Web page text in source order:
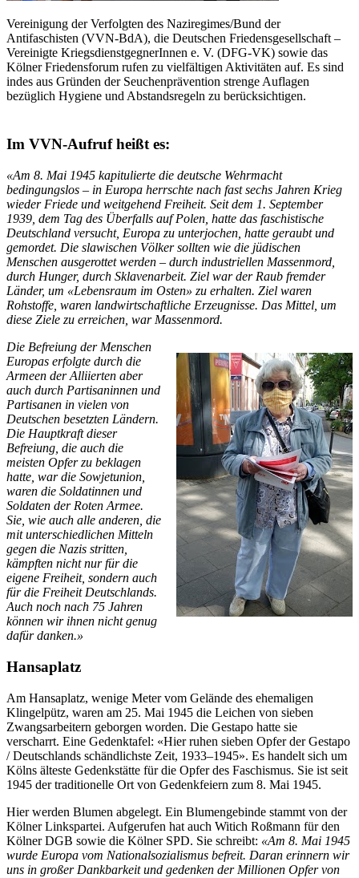
Vereinigung der Verfolgten des Naziregimes/Bund der
Antifaschisten (VVN-BdA), die Deutschen Friedensgesellschaft –
Vereinigte KriegsdienstgegnerInnen e. V. (DFG-VK) sowie das
Kölner Friedensforum rufen zu vielfältigen Aktivitäten auf. Es sind
indes aus Gründen der Seuchenprävention strenge Auflagen
bezüglich Hygiene und Abstandsregeln zu berücksichtigen.
Im VVN-Aufruf heißt es:
«Am 8. Mai 1945 kapitulierte die deutsche Wehrmacht
bedingungslos – in Europa herrschte nach fast sechs Jahren Krieg
wieder Friede und weitgehend Freiheit. Seit dem 1. September
1939, dem Tag des Überfalls auf Polen, hatte das faschistische
Deutschland versucht, Europa zu unterjochen, hatte geraubt und
gemordet. Die slawischen Völker sollten wie die jüdischen
Menschen ausgerottet werden – durch industriellen Massenmord,
durch Hunger, durch Sklavenarbeit. Ziel war der Raub fremder
Länder, um «Lebensraum im Osten» zu erhalten. Ziel waren
Rohstoffe, waren landwirtschaftliche Erzeugnisse. Das Mittel, um
diese Ziele zu erreichen, war Massenmord.
Die Befreiung der Menschen
Europas erfolgte durch die
Armeen der Alliierten aber
auch durch Partisaninnen und
Partisanen in vielen von
Deutschen besetzten Ländern.
Die Hauptkraft dieser
Befreiung, die auch die
meisten Opfer zu beklagen
hatte, war die Sowjetunion,
waren die Soldatinnen und
Soldaten der Roten Armee.
Sie, wie auch alle anderen, die
mit unterschiedlichen Mitteln
gegen die Nazis stritten,
kämpften nicht nur für die
eigene Freiheit, sondern auch
für die Freiheit Deutschlands.
Auch noch nach 75 Jahren
können wir ihnen nicht genug
dafür danken.»
Hansaplatz
Am Hansaplatz, wenige Meter vom Gelände des ehemaligen
Klingelpütz, waren am 25. Mai 1945 die Leichen von sieben
Zwangsarbeitern geborgen worden. Die Gestapo hatte sie
verscharrt. Eine Gedenktafel: «Hier ruhen sieben Opfer der Gestapo
/ Deutschlands schändlichste Zeit, 1933–1945». Es handelt sich um
Kölns älteste Gedenkstätte für die Opfer des Faschismus. Sie ist seit
1945 der traditionelle Ort von Gedenkfeiern zum 8. Mai 1945.
Hier werden Blumen abgelegt. Ein Blumengebinde stammt von der
Kölner Linkspartei. Aufgerufen hat auch Witich Roßmann für den
Kölner DGB sowie die Kölner SPD. Sie schreibt: «Am 8. Mai 1945
wurde Europa vom Nationalsozialismus befreit. Daran erinnern wir
uns in großer Dankbarkeit und gedenken der Millionen Opfer von